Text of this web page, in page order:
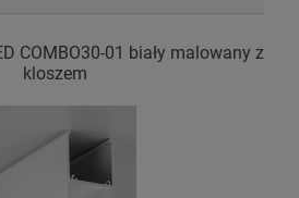
COMBO30-01 biały malowany z
kloszem